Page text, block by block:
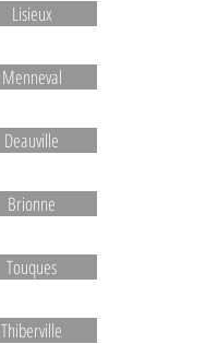
Lisieux
Menneval
Deauville
Brionne
Touques
Thiberville